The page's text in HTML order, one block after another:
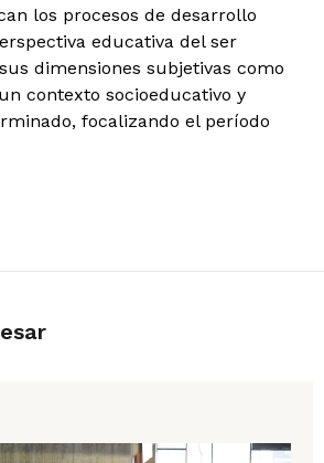
los procesos de desarrollo
educativa del ser
dimensiones subjetivas como
contexto socioeducativo y
focalizando el período